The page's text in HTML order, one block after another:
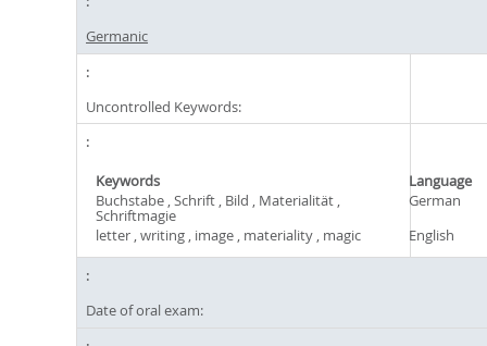
Germanic
Uncontrolled Keywords:
Keywords
Language
Buchstabe , Schrift , Bild , Materialität ,
Schriftmagie
German
letter , writing , image , materiality , magic
English
Date of oral exam: